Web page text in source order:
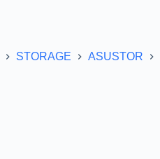
STORAGE ASUSTOR